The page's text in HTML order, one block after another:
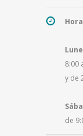
8:00
y de
de